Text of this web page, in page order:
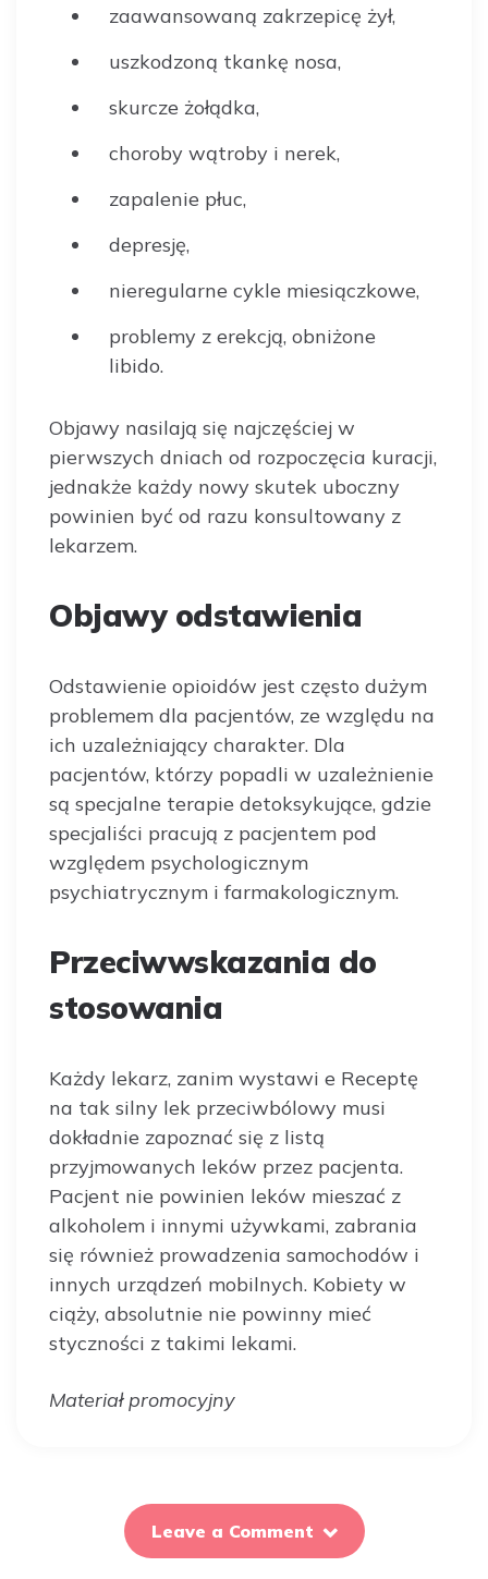
zaawansowaną zakrzepicę żył,
uszkodzoną tkankę nosa,
skurcze żołądka,
choroby wątroby i nerek,
zapalenie płuc,
depresję,
nieregularne cykle miesiączkowe,
problemy z erekcją, obniżone
libido.
Objawy nasilają się najczęściej w
pierwszych dniach od rozpoczęcia kuracji,
jednakże każdy nowy skutek uboczny
powinien być od razu konsultowany z
lekarzem.
Objawy odstawienia
Odstawienie opioidów jest często dużym
problemem dla pacjentów, ze względu na
ich uzależniający charakter. Dla
pacjentów, którzy popadli w uzależnienie
są specjalne terapie detoksykujące, gdzie
specjaliści pracują z pacjentem pod
względem psychologicznym
psychiatrycznym i farmakologicznym.
Przeciwwskazania do
stosowania
Każdy lekarz, zanim wystawi e Receptę
na tak silny lek przeciwbólowy musi
dokładnie zapoznać się z listą
przyjmowanych leków przez pacjenta.
Pacjent nie powinien leków mieszać z
alkoholem i innymi używkami, zabrania
się również prowadzenia samochodów i
innych urządzeń mobilnych. Kobiety w
ciąży, absolutnie nie powinny mieć
styczności z takimi lekami.
Materiał promocyjny
Leave a Comment